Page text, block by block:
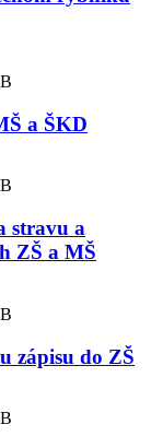
a ŠKD
stravu a
ZŠ a MŠ
zápisu do ZŠ